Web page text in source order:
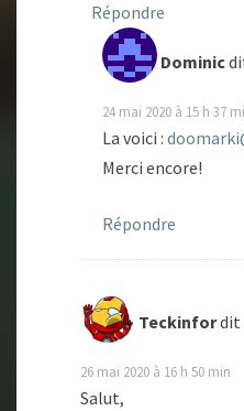
Répondre
Dominic
24 mai 2020 à 15 h 37
La voici :
Merci encore!
Répondre
Teckinfordit
26 mai 2020 à 16 h 50 min
Salut,